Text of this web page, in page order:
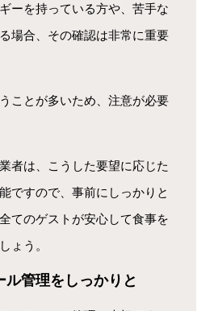
ーを持っている方や、苦手な
場合、その確認は非常に重要
ことが多いため、注意が必要
者は、こうした要望に応じた
ですので、事前にしっかりと
てのゲストが安心して食事を
ょう。
ル管理をしっかりと